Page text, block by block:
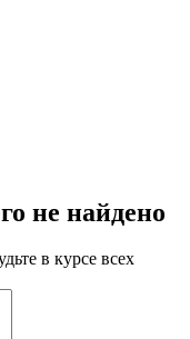
не найдено
в курсе всех